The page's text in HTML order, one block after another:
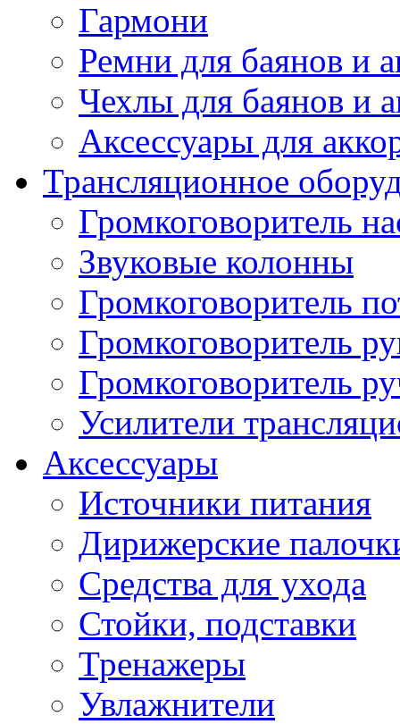
Гармони
Ремни для баянов и
Чехлы для баянов и
Аксессуары для
Трансляционное
Громкоговоритель
Звуковые колонны
Громкоговоритель
Громкоговоритель
Громкоговоритель
Усилители
Аксессуары
Источники питания
Дирижерские
Средства для ухода
Стойки, подставки
Тренажеры
Увлажнители